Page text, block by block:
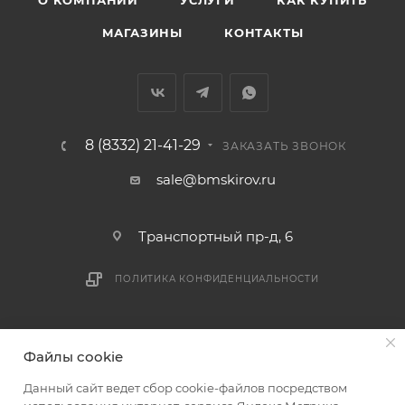
отсутствии подъездных путей поставщик вправе
Доставка заказов по России не осуществляется.
МАГАЗИНЫ КОНТАКТЫ
8 (8332) 21-41-29 ЗАКАЗАТЬ ЗВОНОК
sale@bmskirov.ru
Транспортный пр-д, 6
ПОЛИТИКА КОНФИДЕНЦИАЛЬНОСТИ
Файлы cookie
Данный сайт ведет сбор cookie-файлов посредством